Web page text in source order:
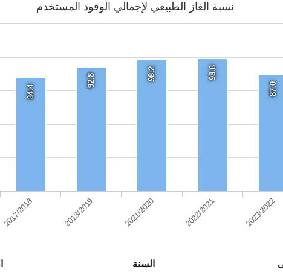
نسبة الغاز الطبيعي لإجمالي الوقود المستخدم
84.4
92.8 98.2
98.8
87.0
2017/2018 2018/2019 2021/2020 2022/2021 2023/2022
السنة